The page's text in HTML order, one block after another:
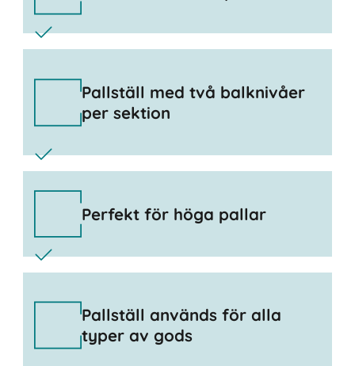
Pallställ med två balknivåer
per sektion
Perfekt för höga pallar
Pallställ används för alla
typer av gods